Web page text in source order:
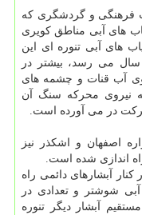
فرهنگی و گردشگری كه
های آبی مناطق كویری
های آبی تنوره ای این
می رسد، بیشتر در
آب قنات و چشمه های
نیروی محركه سنگ آن
در می آورده است.
اصفهان و اشكذر نیز
اندازی شده است.
آبشارهای دائمی راه
شوشتر و تعدادی در
آبشار دیگر تنوره